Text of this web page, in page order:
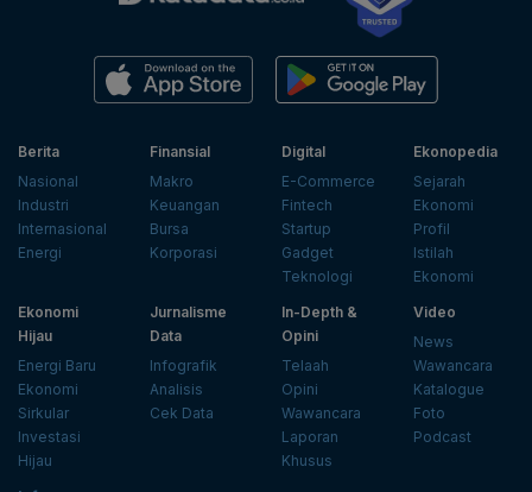
Berita
Nasional
Industri
Internasional
Energi
Finansial
Makro
Keuangan
Bursa
Korporasi
Digital
E-Commerce
Fintech
Startup
Gadget
Teknologi
Ekonopedia
Sejarah
Ekonomi
Profil
Istilah
Ekonomi
Ekonomi
Hijau
Energi Baru
Ekonomi
Sirkular
Investasi
Hijau
Jurnalisme
Data
Infografik
Analisis
Cek Data
In-Depth &
Opini
Telaah
Opini
Wawancara
Laporan
Khusus
Video
News
Wawancara
Katalogue
Foto
Podcast